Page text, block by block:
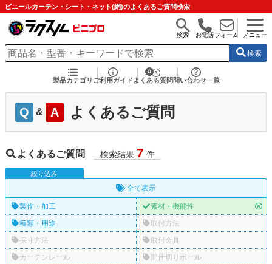
ビニールカーテン・シート・ネット(網)のよくあるご質問検索
検索 お電話フォーム メニュー
検索
製品カテゴリ ご利用ガイド よくある質問 問い合わせ一覧
Q & A よくあるご質問
よくあるご質問 検索結果 7 件
絞り込み
全て表示
製作・加工
素材・機能性
種類・用途
取付方法
採寸方法
取付金具
カーテンレール
間仕切りポール